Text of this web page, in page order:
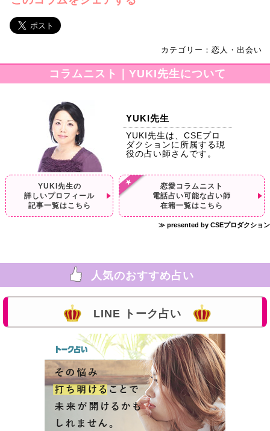
カテゴリー：恋人・出会い
コラムニスト｜YUKI先生について
YUKI先生
YUKI先生は、CSEプロ
ダクションに所属する現
役の占い師さんです。
YUKI先生の
詳しいプロフィール
記事一覧はこちら
恋愛コラムニスト
電話占い可能な占い師
在籍一覧はこちら
≫ presented by CSEプロダクション
人気のおすすめ占い
LINE トーク占い